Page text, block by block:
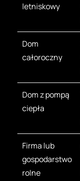
letniskowy
Dom
całoroczny
Dom z pompą
ciepła
Firma lub
gospodarstwo
rolne